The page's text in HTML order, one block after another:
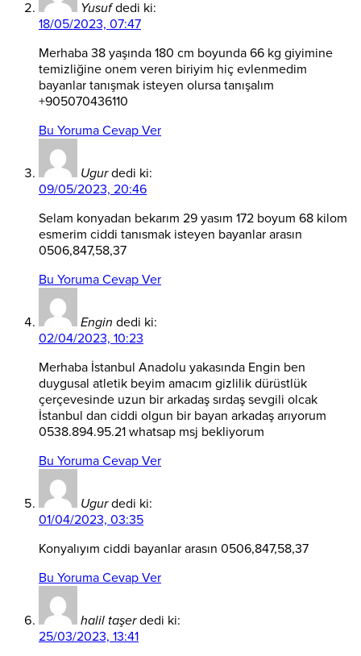
Yusuf dedi ki:
18/05/2023, 07:47
Merhaba 38 yaşında 180 cm boyunda 66 kg giyimine
temizliğine onem veren biriyim hiç evlenmedim
bayanlar tanışmak isteyen olursa tanışalım
+905070436110
Bu Yoruma Cevap Ver
Ugur dedi ki:
09/05/2023, 20:46
Selam konyadan bekarım 29 yasım 172 boyum 68 kilom
esmerim ciddi tanısmak isteyen bayanlar arasın
0506,847,58,37
Bu Yoruma Cevap Ver
Engin dedi ki:
02/04/2023, 10:23
Merhaba İstanbul Anadolu yakasında Engin ben
duygusal atletik beyim amacım gizlilik dürüstlük
çerçevesinde uzun bir arkadaş sırdaş sevgili olcak
İstanbul dan ciddi olgun bir bayan arkadaş arıyorum
0538.894.95.21 whatsap msj bekliyorum
Bu Yoruma Cevap Ver
Ugur dedi ki:
01/04/2023, 03:35
Konyalıyım ciddi bayanlar arasın 0506,847,58,37
Bu Yoruma Cevap Ver
halil taşer dedi ki:
25/03/2023, 13:41